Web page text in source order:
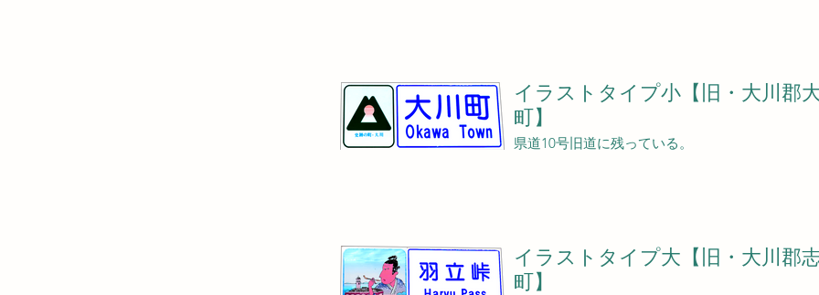
イラストタイプ小【旧・大川郡
町】
県道10号旧道に残っている。
イラストタイプ大【旧・大川郡
町】